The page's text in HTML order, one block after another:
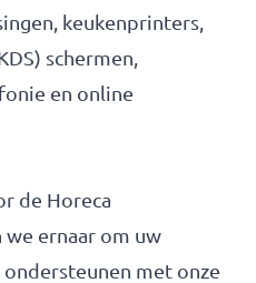
keukenprinters,
schermen,
en online
de Horeca
we ernaar om uw
met onze